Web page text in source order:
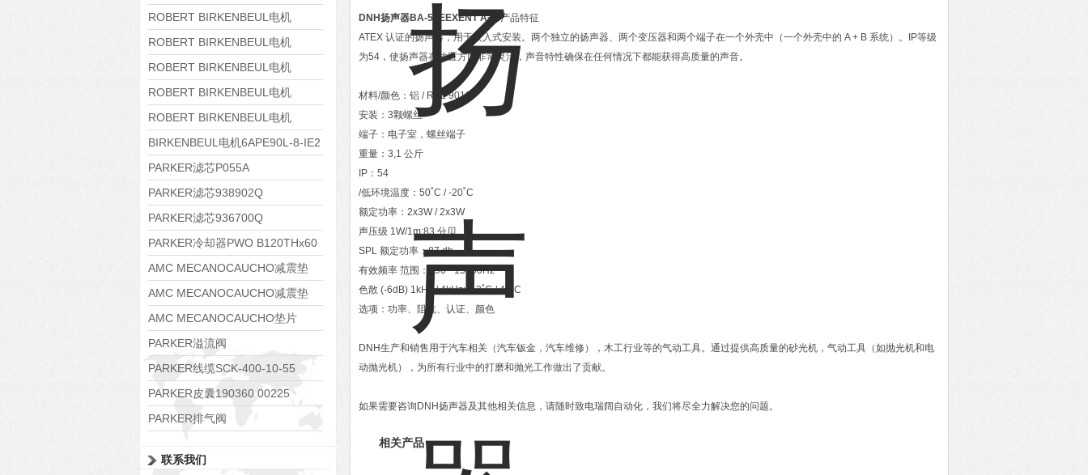
8APE160M-6 IE3
ROBERT BIRKENBEUL电机
8APE160L-4-IE3
ROBERT BIRKENBEUL电机
8APE112M-6K-IE3
ROBERT BIRKENBEUL电机
8APE100L-2 IE3
ROBERT BIRKENBEUL电机
8APE90S-4 IE3
ROBERT BIRKENBEUL电机
8APE80M-2K-IE3
BIRKENBEUL电机6APE90L-8-IE2
PARKER滤芯P055A
PARKER滤芯938902Q
PARKER滤芯936700Q
PARKER冷却器PWO B120THx60
AMC MECANOCAUCHO减震垫
138552
AMC MECANOCAUCHO减震垫
138551
AMC MECANOCAUCHO垫片
608074
PARKER溢流阀
RE06M35W2N1KWXG087
PARKER线缆SCK-400-10-55
PARKER皮囊190360 00225
PARKER排气阀
联系我们
DNH扬声器BA-56EEXENT A+B产品特征
ATEX 认证的扬声器，用于嵌入式安装。两个独立的扬声器、两个变压器和两个端子在一个外壳中（一个外壳中的 A + B 系统）。IP等级
为54，使扬声器在放置方面非常灵活，声音特性确保在任何情况下都能获得高质量的声音。
材料/颜色：铝 / RAL 9010
安装：3颗螺丝
端子：电子室，螺丝端子
重量：3,1 公斤
IP：54
/低环境温度：50˚C / -20˚C
额定功率：2x3W / 2x3W
声压级 1W/1m:83 分贝
SPL 额定功率：87 db
有效频率 范围：190 - 15000Hz
色散 (-6dB) 1kHz / 4kHz:113˚C / 40˚C
选项：功率、阻抗、认证、颜色
DNH生产和销售用于汽车相关（汽车钣金，汽车维修），木工行业等的气动工具。通过提供高质量的砂光机，气动工具（如抛光机和电
动抛光机），为所有行业中的打磨和抛光工作做出了贡献。
如果需要咨询DNH扬声器及其他相关信息，请随时致电瑞阔自动化，我们将尽全力解决您的问题。
相关产品